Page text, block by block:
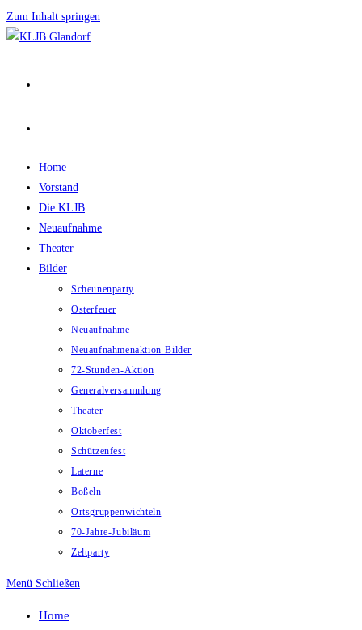
Zum Inhalt springen
Home
Vorstand
Die KLJB
Neuaufnahme
Theater
Bilder
Scheunenparty
Osterfeuer
Neuaufnahme
Neuaufnahmenaktion-Bilder
72-Stunden-Aktion
Generalversammlung
Theater
Oktoberfest
Schützenfest
Laterne
Boßeln
Ortsgruppenwichteln
70-Jahre-Jubiläum
Zeltparty
Menü Schließen
Home